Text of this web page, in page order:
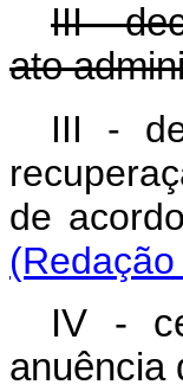
III -
ato
III -
de
IV -
anuência